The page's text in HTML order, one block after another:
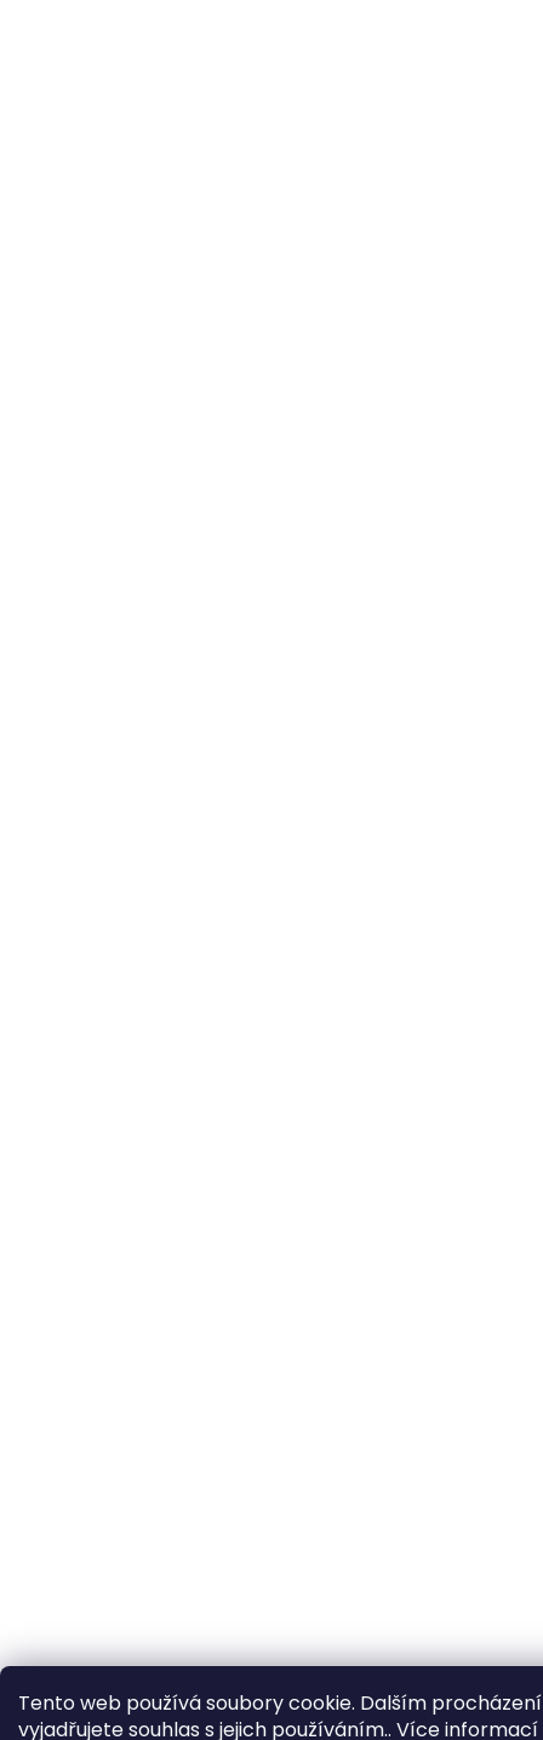
Tento web používá soubory cookie. Dalším
vyjadřujete souhlas s jejich používáním.. Více informací